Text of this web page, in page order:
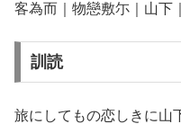
客為而｜物戀敷尓｜山下
訓読
旅にしてもの恋しきに山